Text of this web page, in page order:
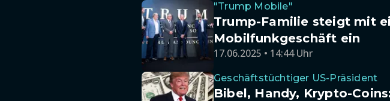
"Trump Mobile"
Trump-Familie steigt mit
Mobilfunkgeschäft ein
17.06.2025 • 14:44 Uhr
Geschäftstüchtiger US-Präsident
Bibel, Handy, Krypto-